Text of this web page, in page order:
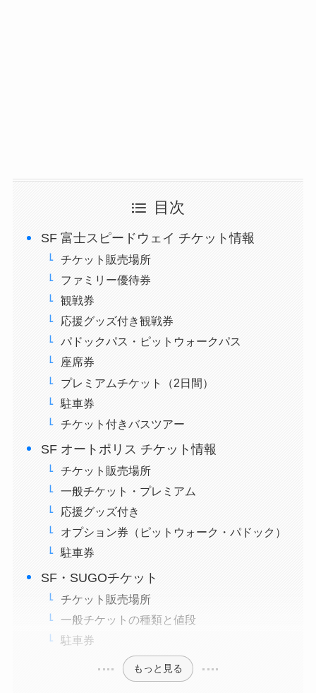
目次
SF 富士スピードウェイ チケット情報
チケット販売場所
ファミリー優待券
観戦券
応援グッズ付き観戦券
パドックパス・ピットウォークパス
座席券
プレミアムチケット（2日間）
駐車券
チケット付きバスツアー
SF オートポリス チケット情報
チケット販売場所
一般チケット・プレミアム
応援グッズ付き
オプション券（ピットウォーク・パドック）
駐車券
SF・SUGOチケット
チケット販売場所
一般チケットの種類と値段
駐車券
もっと見る